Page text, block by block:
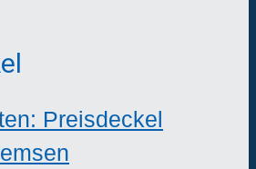
Preisdeckel